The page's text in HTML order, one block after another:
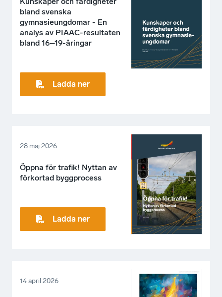
bland svenska
gymnasieungdomar - En
analys av PIAAC-resultaten
bland 16–19-åringar
Ladda ner
28 maj 2026
Öppna för trafik! Nyttan av
förkortad byggprocess
Ladda ner
14 april 2026